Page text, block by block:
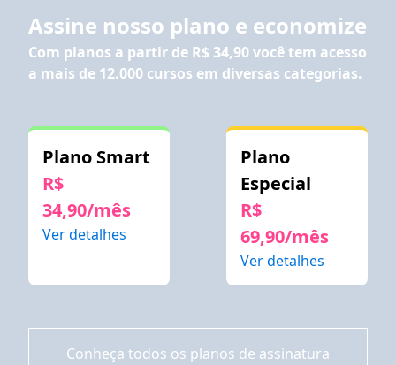
Assine nosso plano e economize
Com planos a partir de R$ 34,90você tem acesso
a mais de 12.000 cursos em diversas categorias.
Plano Smart
R$
34,90/mês
Ver detalhes
Plano
Especial
R$
69,90/mês
Ver detalhes
Conheça todos os planos de assinatura